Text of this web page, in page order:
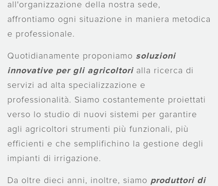
all'organizzazione della nostra sede,
affrontiamo ogni situazione in maniera metodica
e professionale.
Quotidianamente proponiamo soluzioni
innovative per gli agricoltorialla ricerca di
servizi ad alta specializzazione e
professionalità. Siamo costantemente proiettati
verso lo studio di nuovi sistemi per garantire
agli agricoltori strumenti più funzionali, più
efficienti e che semplifichino la gestione degli
impianti di irrigazione.
Da oltre dieci anni, inoltre, siamo produttori di